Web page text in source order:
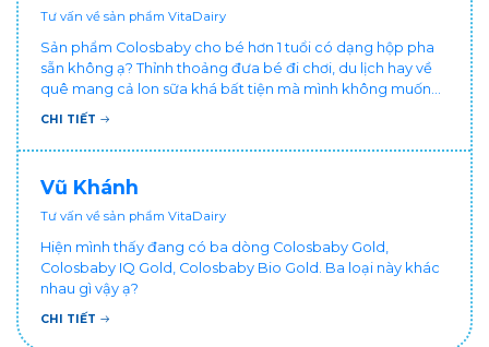
Tư vấn về sản phẩm VitaDairy
Sản phẩm Colosbaby cho bé hơn 1 tuổi có dạng hộp pha
sẵn không ạ? Thỉnh thoảng đưa bé đi chơi, du lịch hay về
quê mang cả lon sữa khá bất tiện mà mình không muốn
đổi cho bé dùng sữa tươi hộp khác sợ bé nạ sữa ảnh
CHI TIẾT
Vũ Khánh
Tư vấn về sản phẩm VitaDairy
Hiện mình thấy đang có ba dòng Colosbaby Gold,
Colosbaby IQ Gold, Colosbaby Bio Gold. Ba loại này khác
nhau gì vậy ạ?
CHI TIẾT